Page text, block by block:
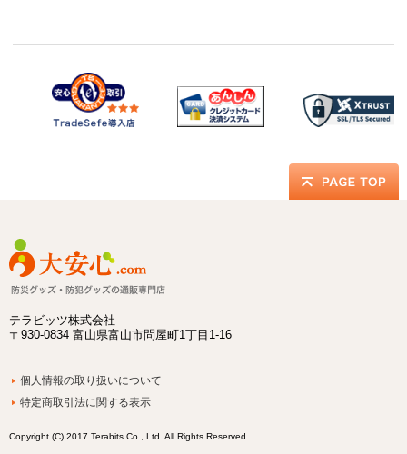
テラビッツ株式会社
〒930-0834 富山県富山市問屋町1丁目1-16
個人情報の取り扱いについて
特定商取引法に関する表示
Copyright (C) 2017 Terabits Co., Ltd. All Rights Reserved.